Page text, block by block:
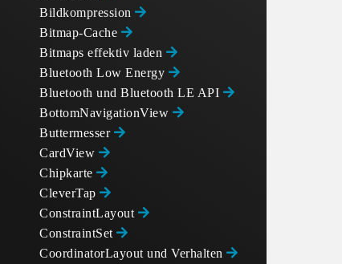
Bildkompression
Bitmap-Cache
Bitmaps effektiv laden
Bluetooth Low Energy
Bluetooth und Bluetooth LE API
BottomNavigationView
Buttermesser
CardView
Chipkarte
CleverTap
ConstraintLayout
ConstraintSet
CoordinatorLayout und Verhalten